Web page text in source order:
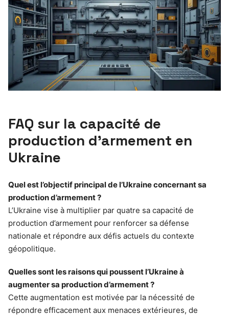
FAQ sur la capacité de
production d’armement en
Ukraine
Quel est l’objectif principal de l’Ukraine concernant sa
production d’armement ?
L’Ukraine vise à multiplier par quatre sa capacité de
production d’armement pour renforcer sa défense
nationale et répondre aux défis actuels du contexte
géopolitique.
Quelles sont les raisons qui poussent l’Ukraine à
augmenter sa production d’armement ?
Cette augmentation est motivée par la nécessité de
répondre efficacement aux menaces extérieures, de